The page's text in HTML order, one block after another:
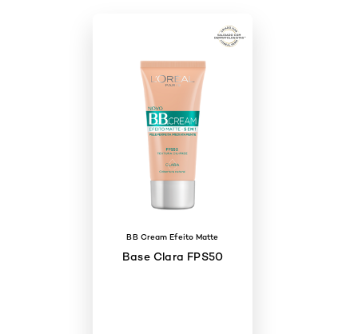
BB Cream Efeito Matte
Base Clara FPS50